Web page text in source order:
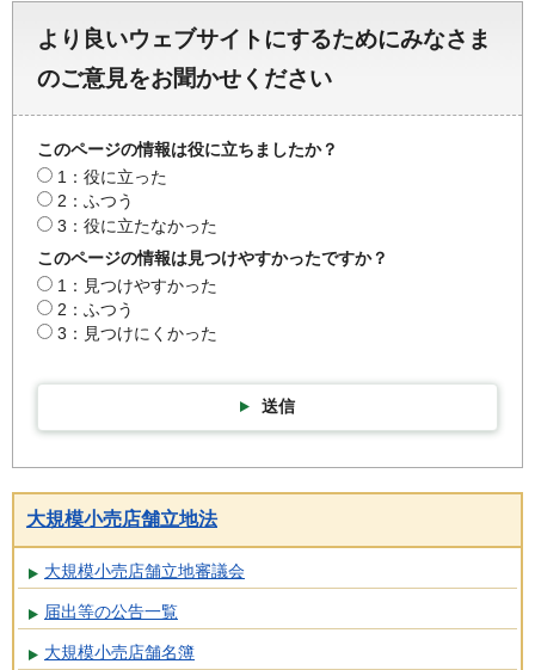
より良いウェブサイトにするためにみなさま
のご意見をお聞かせください
このページの情報は役に立ちましたか？
1：役に立った
2：ふつう
3：役に立たなかった
このページの情報は見つけやすかったですか？
1：見つけやすかった
2：ふつう
3：見つけにくかった
送信
大規模小売店舗立地法
大規模小売店舗立地審議会
届出等の公告一覧
大規模小売店舗名簿